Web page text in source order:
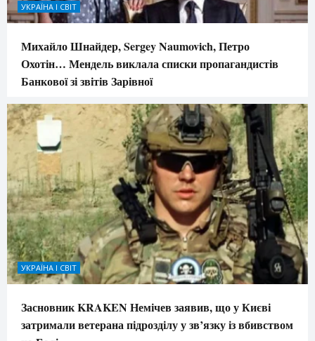
УКРАЇНА І СВІТ
Михайло Шнайдер, Sergey Naumovich, Петро
Охотін… Мендель виклала списки пропагандистів
Банкової зі звітів Зарівної
УКРАЇНА І СВІТ
Засновник KRAKEN Немічев заявив, що у Києві
затримали ветерана підрозділу у зв’язку із вбивством